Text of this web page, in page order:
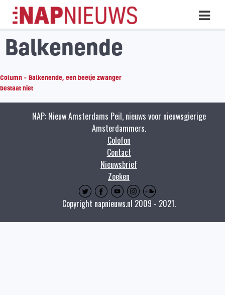
Skip
naar
inhoud
Balkenende
Column – Balkenende, een beetje zwanger
bestaat niet
NAP: Nieuw Amsterdams Peil, nieuws voor nieuwsgierige
Amsterdammers.
Colofon
Contact
Nieuwsbrief
Zoeken
Copyright napnieuws.nl 2009 - 2021.